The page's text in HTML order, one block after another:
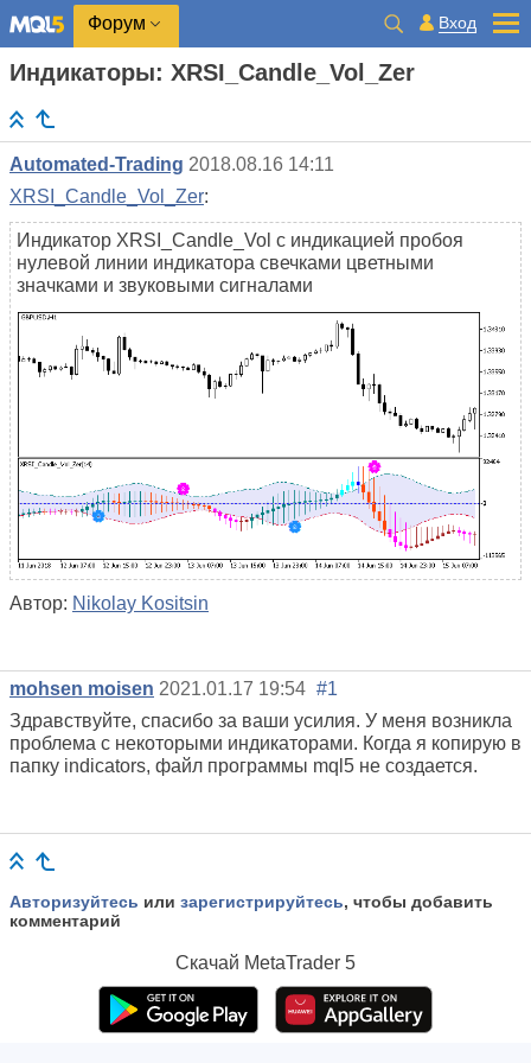
Форум Вход
Индикаторы: XRSI_Candle_Vol_Zer
Automated-Trading 2018.08.16 14:11
XRSI_Candle_Vol_Zer:
Индикатор XRSI_Candle_Vol с индикацией пробоя
нулевой линии индикатора свечками цветными
значками и звуковыми сигналами
Автор: Nikolay Kositsin
mohsen moisen 2021.01.17 19:54 #1
Здравствуйте, спасибо за ваши усилия. У меня возникла
проблема с некоторыми индикаторами. Когда я копирую в
папку indicators, файл программы mql5 не создается.
Авторизуйтесь или зарегистрируйтесь, чтобы добавить
комментарий
Скачай MetaTrader 5